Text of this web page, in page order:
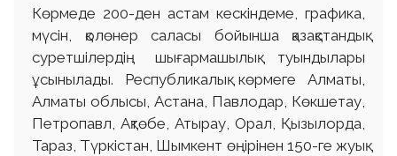
Көрмеде 200-ден астам кескіндеме, графика,
мүсін, қолөнер саласы бойынша қазақстандық
суретшілердің шығармашылық туындылары
ұсынылады. Республикалық көрмеге Алматы,
Алматы облысы, Астана, Павлодар, Көкшетау,
Петропавл, Ақтөбе, Атырау, Орал, Қызылорда,
Тараз, Түркістан, Шымкент өңірінен 150-ге жуық